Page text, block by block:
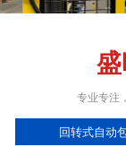
专业专注
回转式自动